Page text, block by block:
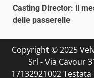
Casting Director: il
delle passerelle
Copyright © 2025
Srl - Via Cavour
17132921002